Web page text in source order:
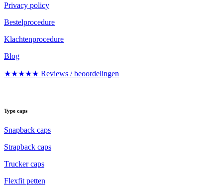
Privacy policy
Bestelprocedure
Klachtenprocedure
Blog
★★★★★ Reviews / beoordelingen
Type caps
Snapback caps
Strapback caps
Trucker caps
Flexfit petten